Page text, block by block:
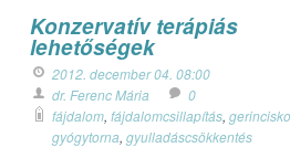
Konzervatív terápiás
lehetőségek
2012. december 04. 08:00
dr. Ferenc Mária
0
fájdalom, fájdalomcsillapítás,
gyógytorna, gyulladáscsökkentés